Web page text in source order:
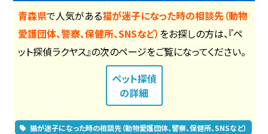
青森県で人気がある猫が迷子になった時の相談先（動物
愛護団体、警察、保健所、SNSなど） をお探しの方は、『ペ
ット探偵ラクヤス』の次のページをご覧になってください。
ペット探偵
の詳細
猫が迷子になった時の相談先（動物愛護団体、警察、保健所、SNSなど）